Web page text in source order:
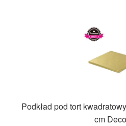
Podkład pod tort
cm